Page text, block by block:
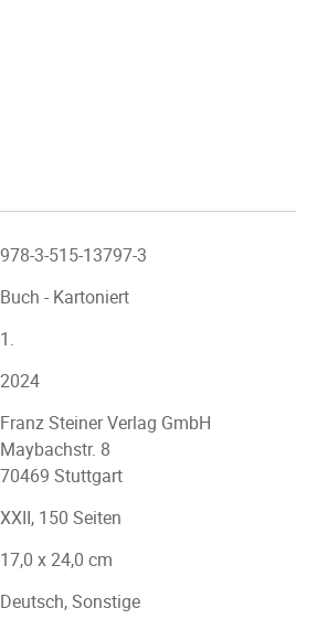
978-3-515-13797-3
Buch - Kartoniert
1.
2024
Franz Steiner Verlag GmbH
Maybachstr. 8
70469 Stuttgart
XXII, 150 Seiten
17,0 x 24,0 cm
Deutsch, Sonstige